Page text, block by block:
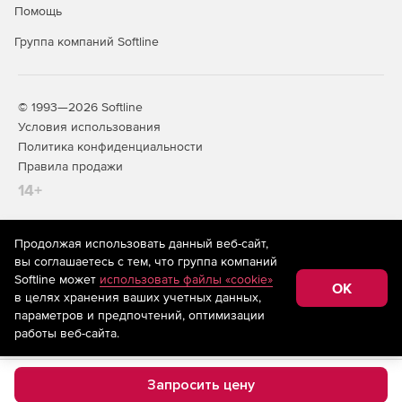
Запросить цену
Помощь
Группа компаний Softline
© 1993—2026 Softline
Условия использования
Политика конфиденциальности
Правила продажи
14+
На информационном ресурсе store.softline.ru применяются
рекомендательные технологии(информационные технологии
предоставления информации на основе сбора,
систематизации и анализа сведений, относящихся к
предпочтениям пользователей сети «Интернет»,
находящихся на территории Российской Федерации)
Продолжая использовать данный веб-сайт,
вы соглашаетесь с тем, что группа компаний
Softline может использовать файлы «cookie»
в целях хранения ваших учетных данных,
параметров и предпочтений, оптимизации
работы веб-сайта.
OK